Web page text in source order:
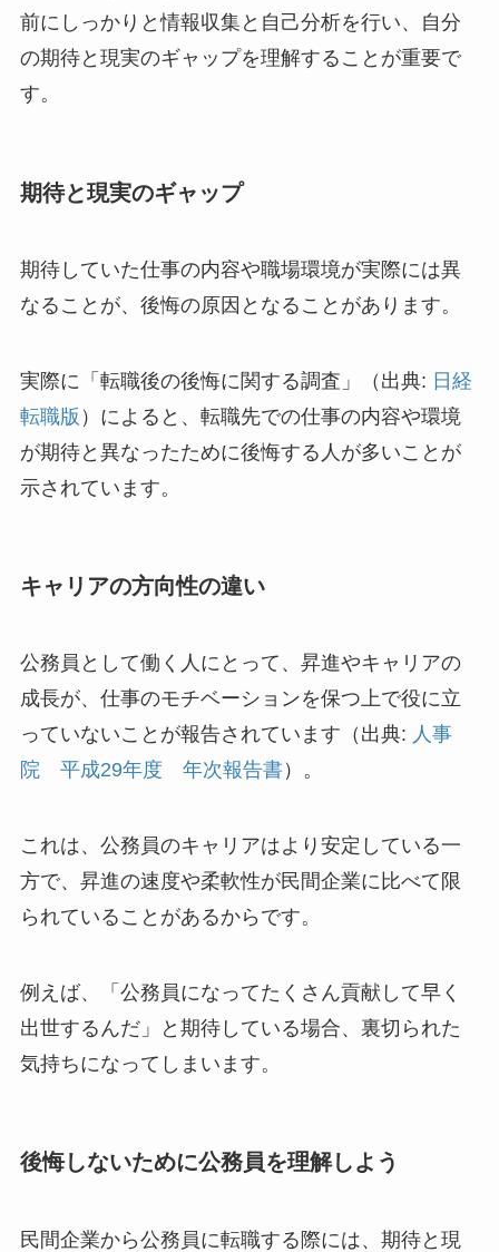
前にしっかりと情報収集と自己分析を行い、自分
の期待と現実のギャップを理解することが重要で
す。
期待と現実のギャップ
期待していた仕事の内容や職場環境が実際には異
なることが、後悔の原因となることがあります。
実際に「転職後の後悔に関する調査」（出典: 日経
転職版 ）によると、転職先での仕事の内容や環境
が期待と異なったために後悔する人が多いことが
示されています。
キャリアの方向性の違い
公務員として働く人にとって、昇進やキャリアの
成長が、仕事のモチベーションを保つ上で役に立
っていないことが報告されています（出典: 人事
院 平成29年度 年次報告書）。
これは、公務員のキャリアはより安定している一
方で、昇進の速度や柔軟性が民間企業に比べて限
られていることがあるからです。
例えば、「公務員になってたくさん貢献して早く
出世するんだ」と期待している場合、裏切られた
気持ちになってしまいます。
後悔しないために公務員を理解しよう
民間企業から公務員に転職する際には、期待と現